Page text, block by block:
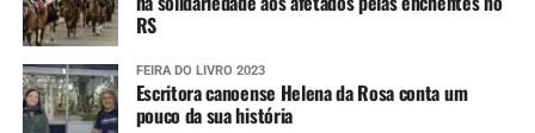
RS
FEIRA DO LIVRO 2023
Escritora canoense Helena da Rosa conta um
pouco da sua história